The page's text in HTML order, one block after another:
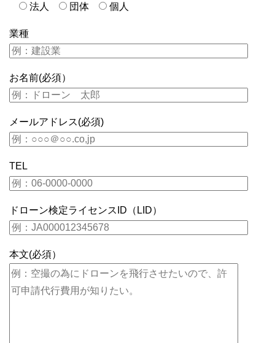
法人
団体 個人
業種
お名前(必須）
メールアドレス(必須)
TEL
ドローン検定ライセンスID（LID）
本文(必須）